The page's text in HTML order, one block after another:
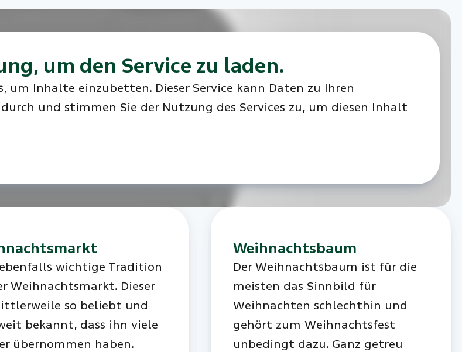
um den Service zu laden.
um Inhalte einzubetten. Dieser Service kann Daten zu Ihren
und stimmen Sie der Nutzung des Services zu, um diesen Inhalt
wichtige Tradition
Weihnachtsmarkt. Dieser
so beliebt und
bekannt, dass ihn viele
übernommen haben.
Weihnachtsbaum
Der Weihnachtsbaum ist für die
meisten das Sinnbild für
Weihnachten schlechthin und
gehört zum Weihnachtsfest
unbedingt dazu. Ganz getreu